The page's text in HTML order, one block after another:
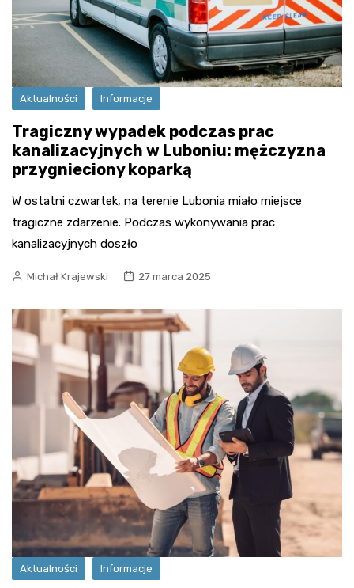
Aktualności Informacje
Tragiczny wypadek podczas prac
kanalizacyjnych w Luboniu: mężczyzna
przygnieciony koparką
W ostatni czwartek, na terenie Lubonia miało miejsce
tragiczne zdarzenie. Podczas wykonywania prac
kanalizacyjnych doszło
Michał Krajewski 27 marca 2025
Aktualności Informacje